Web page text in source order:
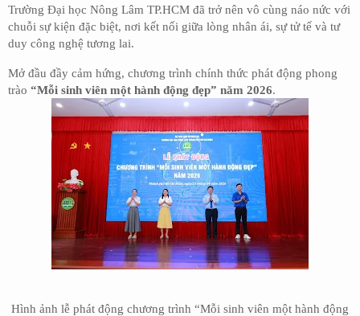
Trường Đại học Nông Lâm TP.HCM đã trở nên vô cùng náo nức với
chuỗi sự kiện đặc biệt, nơi kết nối giữa lòng nhân ái, sự tử tế và tư
duy công nghệ tương lai.
Mở đầu đầy cảm hứng, chương trình chính thức phát động phong
trào “Mỗi sinh viên một hành động đẹp” năm 2026.
Hình ảnh lễ phát động chương trình “Mỗi sinh viên một hành động
QLĐV